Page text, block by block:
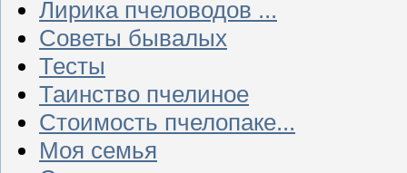
Лирика пчеловодов ...
Советы бывалых
Тесты
Таинство пчелиное
Стоимость пчелопаке...
Моя семья